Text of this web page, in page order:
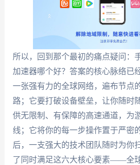
所以，回到那个最初的痛点疑问：
加速器哪个好？答案的核心脉络已
一张强有力的全球网络，遍布节点
路；它要打破设备壁垒，让你随时
供无限制、有保障的高速通道，为
线；它将你的每一步操作置于严密
后，一支强大的技术团队随时为你
了同时满足这六大核心要素——全